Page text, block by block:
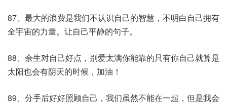
87、最大的浪费是我们不认识自己的智慧，不明白自己拥有
全宇宙的力量。让自己平静的句子。
88、余生对自己好点，别爱太满你能靠的只有你自己就算是
太阳也会有阴天的时候，加油！
89、分手后好好照顾自己，我们虽然不能在一起，但是我会